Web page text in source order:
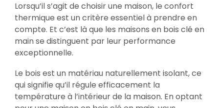
Lorsqu’il s’agit de choisir une maison, le confort
thermique est un critère essentiel à prendre en
compte. Et c’est là que les maisons en bois clé en
main se distinguent par leur performance
exceptionnelle.
Le bois est un matériau naturellement isolant, ce
qui signifie qu’il régule efficacement la
température à l’intérieur de la maison. En optant